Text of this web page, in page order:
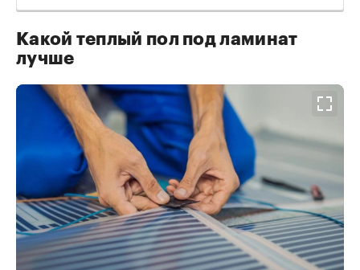
Какой теплый пол под ламинат
лучше